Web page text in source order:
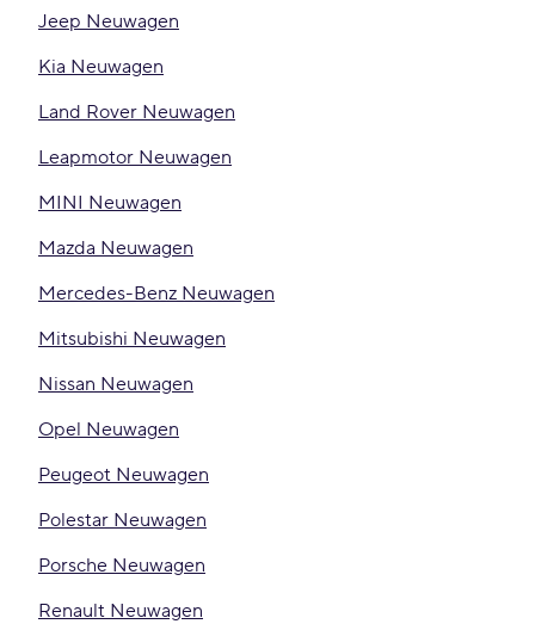
Jeep Neuwagen
Kia Neuwagen
Land Rover Neuwagen
Leapmotor Neuwagen
MINI Neuwagen
Mazda Neuwagen
Mercedes-Benz Neuwagen
Mitsubishi Neuwagen
Nissan Neuwagen
Opel Neuwagen
Peugeot Neuwagen
Polestar Neuwagen
Porsche Neuwagen
Renault Neuwagen